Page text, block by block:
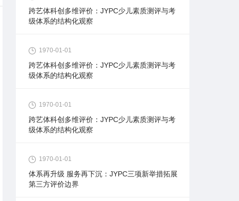
跨艺体科创多维评价：JYPC少儿素质测评与考
级体系的结构化观察
1970-01-01
跨艺体科创多维评价：JYPC少儿素质测评与考
级体系的结构化观察
1970-01-01
跨艺体科创多维评价：JYPC少儿素质测评与考
级体系的结构化观察
1970-01-01
体系再升级 服务再下沉：JYPC三项新举措拓展
第三方评价边界